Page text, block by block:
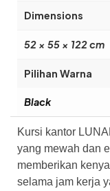
Dimensions
52 × 55 × 122 cm
Pilihan Warna
Black
Kursi kantor
yang mewah dan
memberikan
selama jam kerja